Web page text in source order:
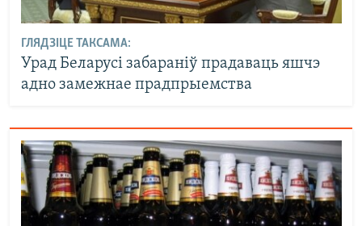
ГЛЯДЗІЦЕ ТАКСАМА:
Урад Беларусі забараніў прадаваць яшчэ
адно замежнае прадпрыемства